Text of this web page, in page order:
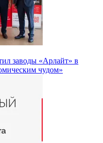
заводы «Арлайт» в
чудом»